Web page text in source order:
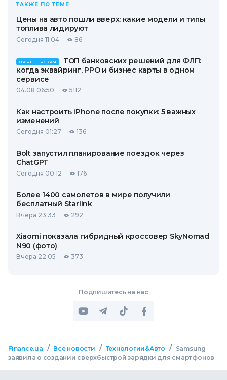
ТАКЖЕ ПО ТЕМЕ
Цены на авто пошли вверх: какие модели и типы
топлива лидируют
Сегодня 11:04 86
ПАРТНЕРСКАЯ
ТОП банковских решений для ФЛП:
когда эквайринг, РРО и бизнес карты в одном
сервисе
04.08 06:50 5112
Как настроить iPhone после покупки: 5 важных
изменений
Сегодня 01:27 136
Bolt запустил планирование поездок через
ChatGPT
Сегодня 00:12 176
Более 1400 самолетов в мире получили
бесплатный Starlink
Вчера 23:33 292
Xiaomi показала гибридный кроссовер SkyNomad
N90 (фото)
Вчера 22:05 373
Подпишитесь на нас
Finance.ua / Все новости / Технологии&Авто /
Samsung
заявила о создании сверхбыстрой зарядки для смартфонов